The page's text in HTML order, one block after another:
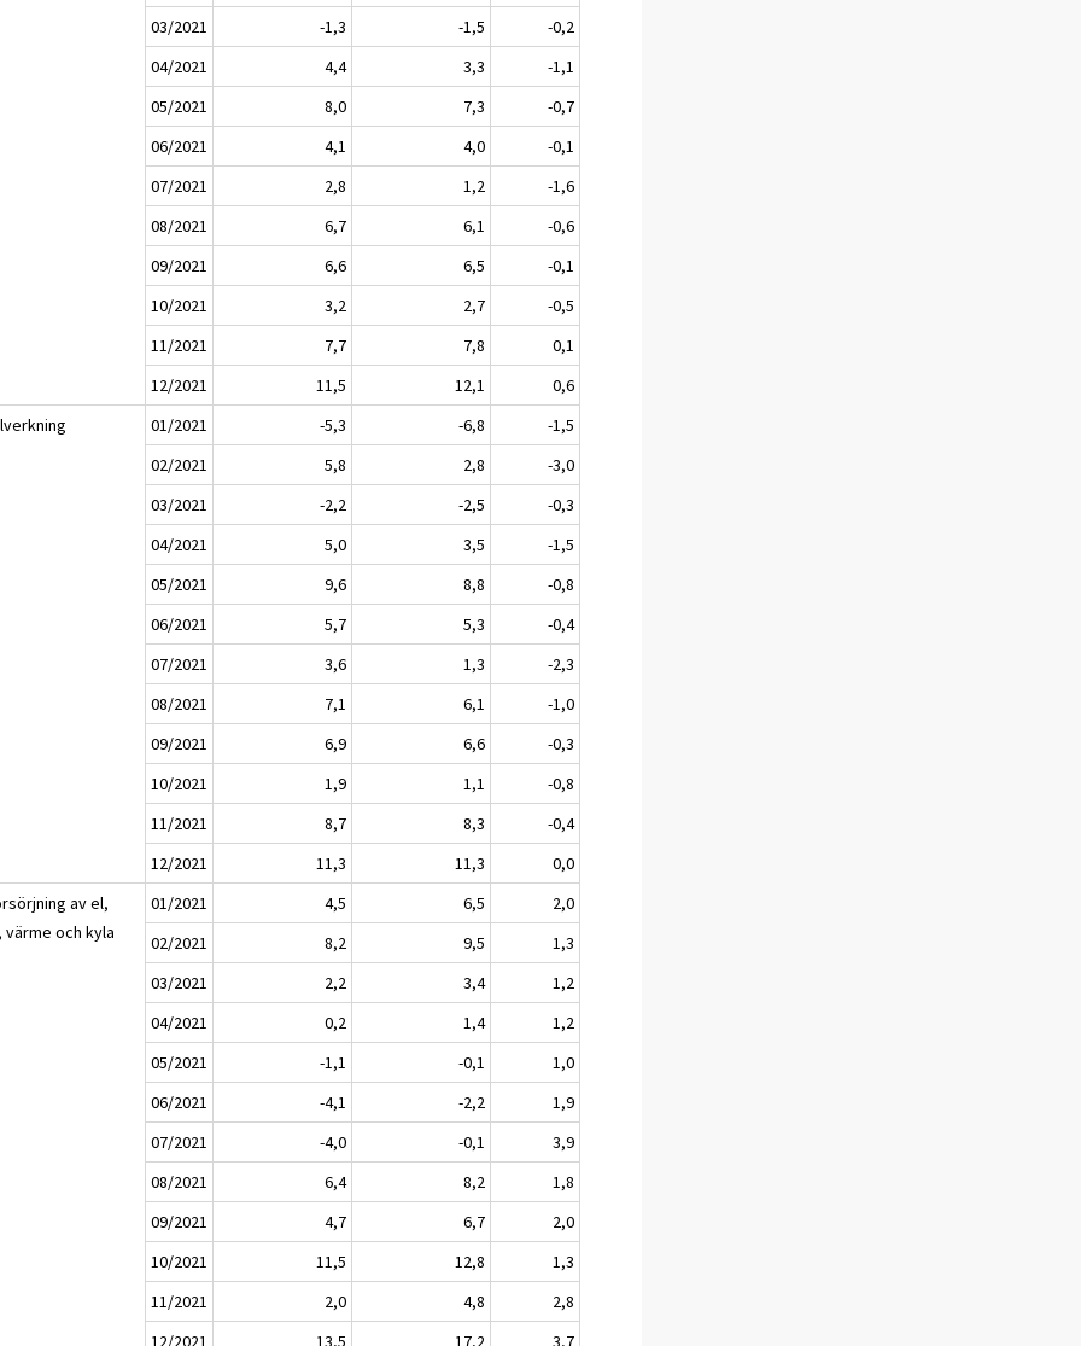
03/2021
-1,3 -1,5
-0,2
04/2021
4,4 3,3
-1,1
05/2021
8,0 7,3
-0,7
06/2021
4,1 4,0
-0,1
07/2021
2,8 1,2
-1,6
08/2021
6,7 6,1
-0,6
09/2021
6,6 6,5
-0,1
10/2021
3,2 2,7
-0,5
11/2021
7,7 7,8
0,1
12/2021
11,5 12,1
0,6
01/2021 -5,3 -6,8
-1,5
02/2021
5,8 2,8
-3,0
03/2021
-2,2 -2,5
-0,3
04/2021
5,0 3,5
-1,5
05/2021
9,6 8,8
-0,8
06/2021
5,7 5,3
-0,4
07/2021
3,6 1,3
-2,3
08/2021
7,1 6,1
-1,0
09/2021
6,9 6,6
-0,3
10/2021
1,9 1,1
-0,8
11/2021
8,7 8,3
-0,4
12/2021
11,3 11,3
0,0
av el,
värme och kyla
01/2021 4,5 6,5
2,0
02/2021
8,2 9,5
1,3
03/2021
2,2 3,4
1,2
04/2021
0,2 1,4
1,2
05/2021
-1,1 -0,1
1,0
06/2021
-4,1 -2,2
1,9
07/2021
-4,0 -0,1
3,9
08/2021
6,4 8,2
1,8
09/2021
4,7 6,7
2,0
10/2021
11,5 12,8
1,3
11/2021
2,0 4,8
2,8
12/2021
13,5 17,2 3,7